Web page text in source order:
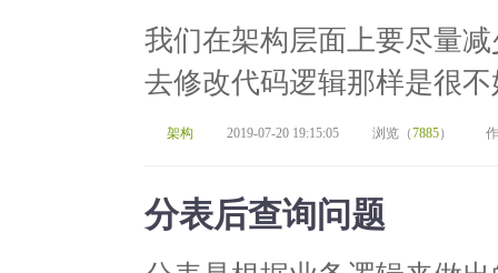
我们在架构层面上要尽量
去修改代码逻辑那样是很
架构 2019-07-20 19:15:05 浏览（7885）
分表后查询问题